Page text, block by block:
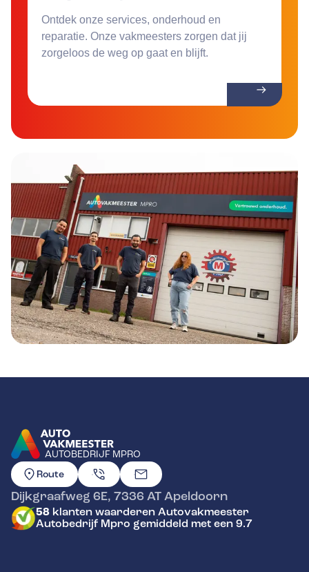
Ontdek onze services, onderhoud en
reparatie. Onze vakmeesters zorgen dat jij
zorgeloos de weg op gaat en blijft.
AUTOBEDRIJF MPRO
GA NAAR DE HOMEPAGINA
Route
Dijkgraafweg 6E, 7336 ATApeldoorn
58 klanten waarderen Autovakmeester
Autobedrijf Mpro gemiddeld met een 9.7